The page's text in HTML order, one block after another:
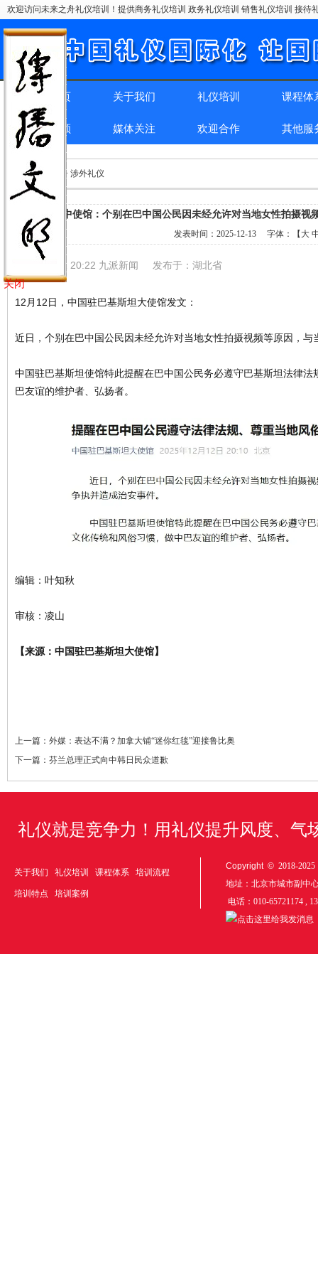
欢迎访问未来之舟礼仪培训！提供商务礼仪培训 政务礼仪培训 销售礼仪培训 接
网站首页 关于我们 礼仪培训 课程体
精彩回顾 媒体关注 欢迎合作 其他服
位置：首页 > > 涉外礼仪
中使馆：个别在巴中国公民因未经允许对当地女性拍摄视
发表时间： 2025-12-13 字体：【 大
2025-12-12 20:22 九派新闻 发布于： 湖北省
12月12日，中国驻巴基斯坦大使馆发文：
近日，个别在巴中国公民因未经允许对当地女性拍摄视频等原因，
中国驻巴基斯坦使馆特此提醒在巴中国公民务必遵守巴基斯坦法律
巴友谊的维护者、弘扬者。
编辑：叶知秋
审核：凌山
【来源：中国驻巴基斯坦大使馆】
上一篇： 外媒：表达不满？加拿大铺“迷你红毯”迎接鲁比奥
下一篇： 芬兰总理正式向中韩日民众道歉
礼仪就是竞争力！用礼仪提升风度、气
关于我们 礼仪培训 课程体系 培训流程
培训特点 培训案例
Copyright © 2018-
地址：北京市城市副中
电话：010-65721174 ,
关闭